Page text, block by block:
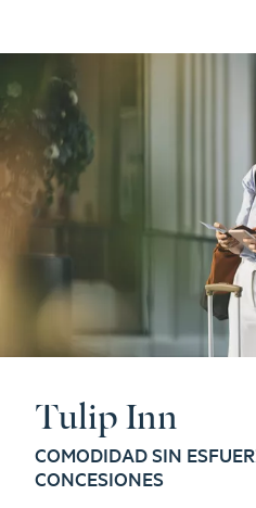
Tulip Inn
COMODIDAD SIN
CONCESIONES